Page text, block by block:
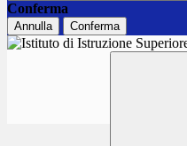
Conferma
Annulla Conferma